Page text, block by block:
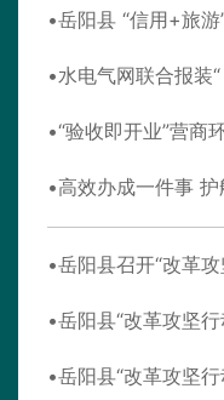
岳阳县 “信用+旅
“验收即开业”营商
高效办成一件事
岳阳县“改革攻坚
岳阳县“改革攻坚